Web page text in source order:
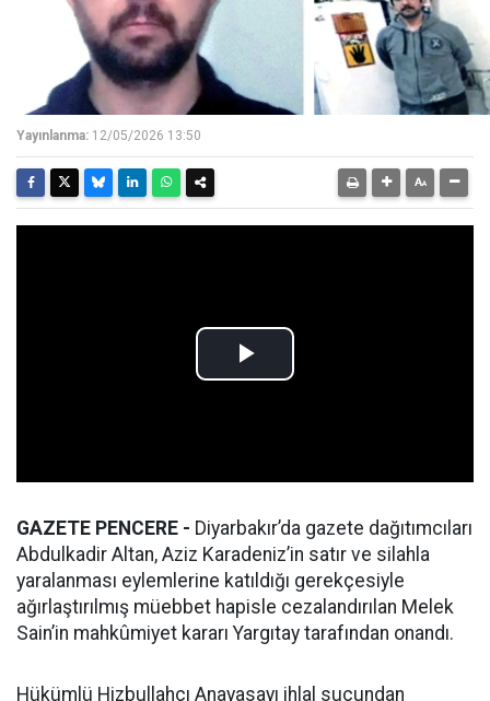
Yayınlanma: 12/05/2026 13:50
GAZETE PENCERE - Diyarbakır’da gazete dağıtımcıları
Abdulkadir Altan, Aziz Karadeniz’in satır ve silahla
yaralanması eylemlerine katıldığı gerekçesiyle
ağırlaştırılmış müebbet hapisle cezalandırılan Melek
Sain’in mahkûmiyet kararı Yargıtay tarafından onandı.
Hükümlü Hizbullahçı Anayasayı ihlal suçundan